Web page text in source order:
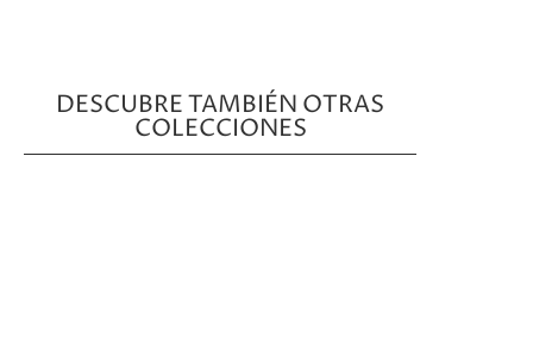
DESCUBRE TAMBIÉN OTRAS
COLECCIONES